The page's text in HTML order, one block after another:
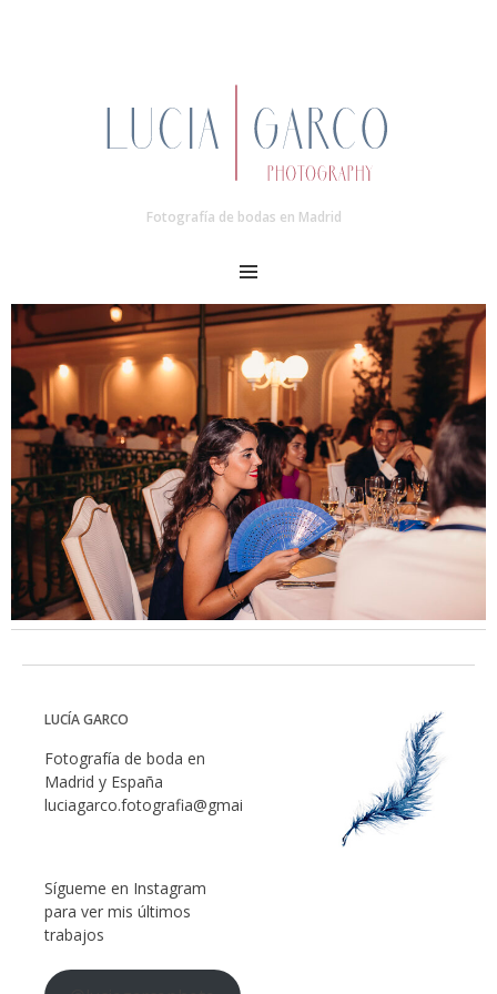
Fotografía de bodas en Madrid
MENU
LUCÍA GARCO
Fotografía de boda en
Madrid y España
luciagarco.fotografia@gmail.com
Sígueme en Instagram
para ver mis últimos
trabajos